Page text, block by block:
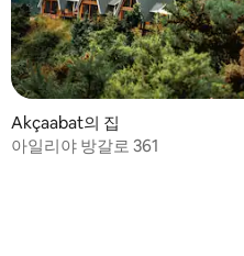
Akçaabat의 집
아일리야 방갈로 361